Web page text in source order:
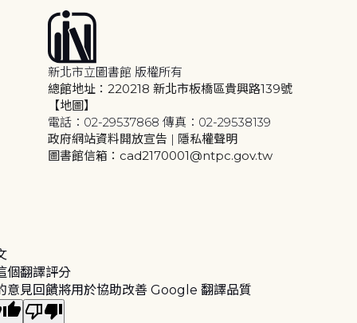
新北市立圖書館 版權所有
總館地址：220218 新北市板橋區貴興路139號
【地圖】
電話：02-29537868 傳真：02-29538139
政府網站資料開放宣告 | 隱私權聲明
圖書館信箱：cad2170001@ntpc.gov.tw
個翻譯評分
意見回饋將用於協助改善 Google 翻譯品質